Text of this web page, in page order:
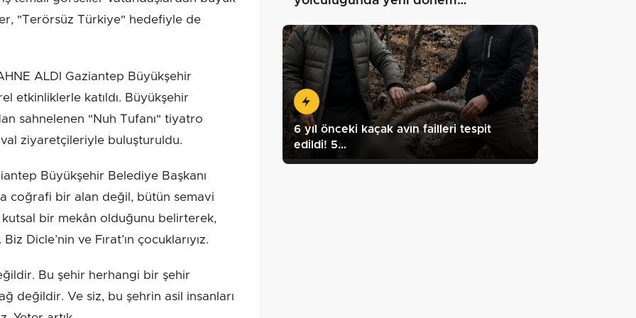
"Terörsüz Türkiye" hedefiyle de
ALDI Gaziantep Büyükşehir
etkinliklerle katıldı. Büyükşehir
sahnelenen "Nuh Tufanı" tiyatro
ziyaretçileriyle buluşturuldu.
Büyükşehir Belediye Başkanı
coğrafi bir alan değil, bütün semavi
bir mekân olduğunu belirterek,
Dicle’nin ve Fırat’ın çocuklarıyız.
Bu şehir herhangi bir şehir
değildir. Ve siz, bu şehrin asil insanları
6 yıl önceki kaçak avın failleri tespit
edildi! 5…